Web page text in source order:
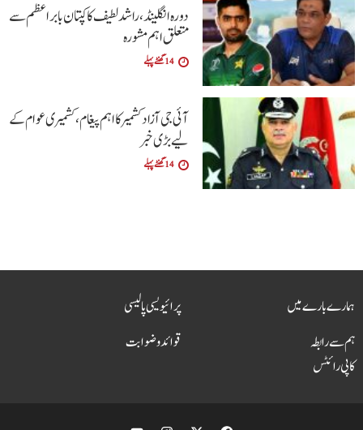
دورہ انگلینڈ، راشد لطیف کا کپتان بابر اعظم سے
متعلق اہم مشورہ
14 گھنٹے پہلے
آئی جی آزاد کشمیر کا اہم پیغام، کشمیری عوام کے
لیے بڑی خبر
14 گھنٹے پہلے
ہمارے بارے میں
ہم سے رابطہ
پرائیویسی پالیسی
قوائد و ضوابت
کاپی رائٹس